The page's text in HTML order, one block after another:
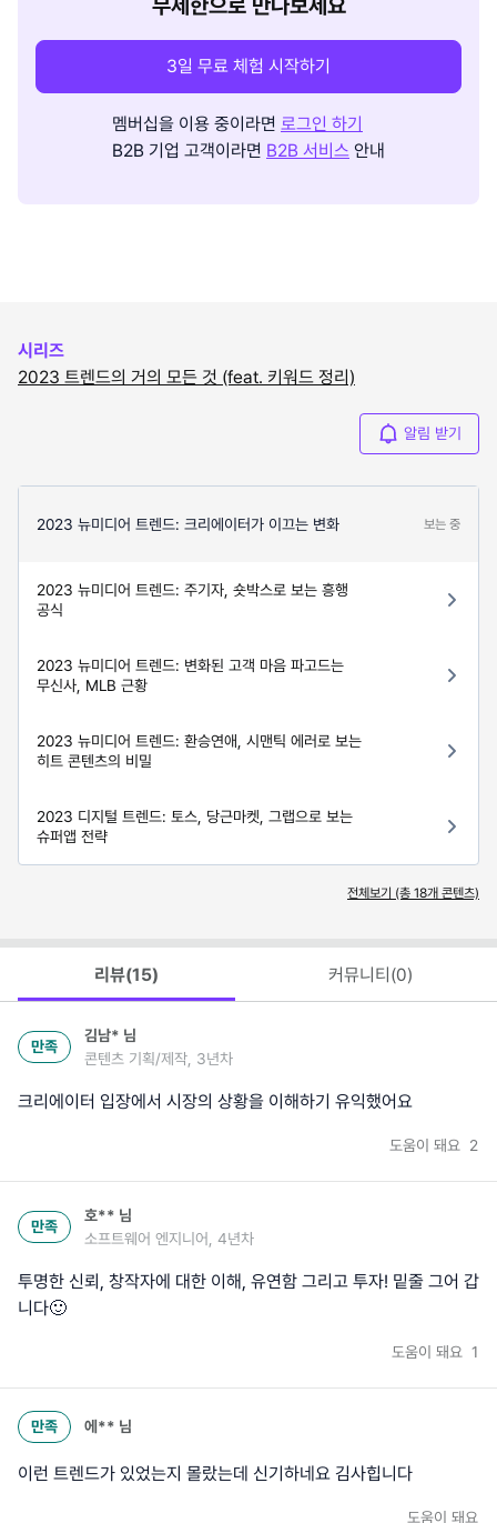
무제한으로 만나보세요
3일 무료 체험 시작하기
멤버십을 이용 중이라면 로그인 하기
B2B 기업 고객이라면 B2B 서비스 안내
시리즈
2023 트렌드의 거의 모든 것 (feat. 키워드 정리)
알림 받기
2023 뉴미디어 트렌드: 크리에이터가 이끄는 변화 보는 중
2023 뉴미디어 트렌드: 주기자, 숏박스로 보는 흥행
공식
2023 뉴미디어 트렌드: 변화된 고객 마음 파고드는
무신사, MLB 근황
2023 뉴미디어 트렌드: 환승연애, 시맨틱 에러로 보는
히트 콘텐츠의 비밀
2023 디지털 트렌드: 토스, 당근마켓, 그랩으로 보는
슈퍼앱 전략
전체보기 (총 18개 콘텐츠)
리뷰(15) 커뮤니티(0)
만족
김남* 님
콘텐츠 기획/제작, 3년차
크리에이터 입장에서 시장의 상황을 이해하기 유익했어요
도움이 돼요 2
만족
호** 님
소프트웨어 엔지니어, 4년차
투명한 신뢰, 창작자에 대한 이해, 유연함 그리고 투자! 밑줄 그어 갑
니다🙂
도움이 돼요 1
만족 에** 님
이런 트렌드가 있었는지 몰랐는데 신기하네요 김사힙니다
도움이 돼요